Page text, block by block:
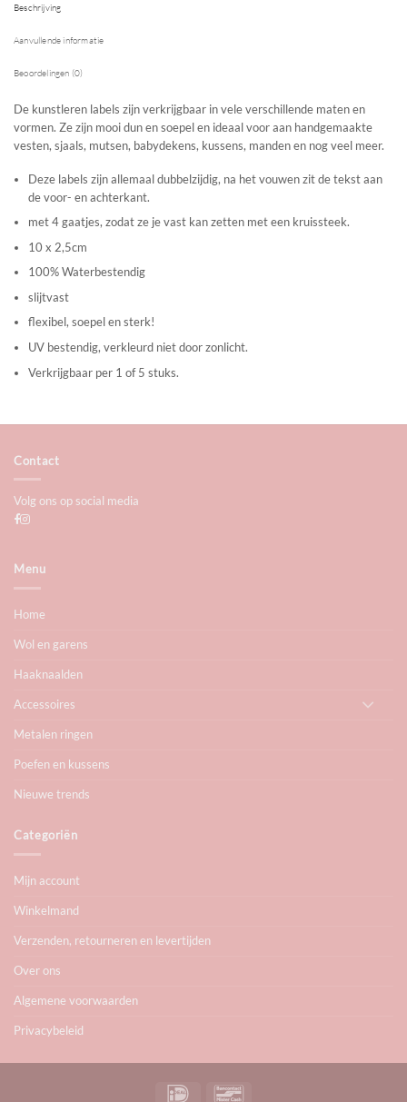
Beschrijving
Aanvullende informatie
Beoordelingen (0)
De kunstleren labels zijn verkrijgbaar in vele verschillende maten en
vormen. Ze zijn mooi dun en soepel en ideaal voor aan handgemaakte
vesten, sjaals, mutsen, babydekens, kussens, manden en nog veel meer.
Deze labels zijn allemaal dubbelzijdig, na het vouwen zit de tekst aan
de voor- en achterkant.
met 4 gaatjes, zodat ze je vast kan zetten met een kruissteek.
10 x 2,5cm
100% Waterbestendig
slijtvast
flexibel, soepel en sterk!
UV bestendig, verkleurd niet door zonlicht.
Verkrijgbaar per 1 of 5 stuks.
Contact
Volg ons op social media
Menu
Home
Wol en garens
Haaknaalden
Accessoires
Metalen ringen
Poefen en kussens
Nieuwe trends
Categoriën
Mijn account
Winkelmand
Verzenden, retourneren en levertijden
Over ons
Algemene voorwaarden
Privacybeleid
IDeal